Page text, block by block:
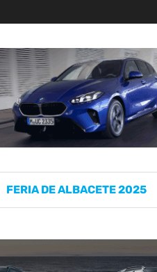
FERIA DE ALBACETE 2025